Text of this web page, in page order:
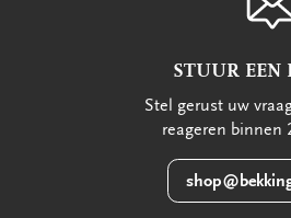
STUUR EEN
Stel gerust uw
reageren binnen